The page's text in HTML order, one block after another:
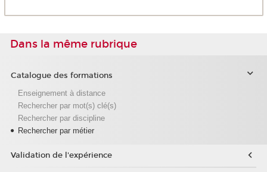
Dans la même rubrique
Catalogue des formations
Enseignement à distance
Rechercher par mot(s) clé(s)
Rechercher par discipline
Rechercher par métier
Validation de l'expérience